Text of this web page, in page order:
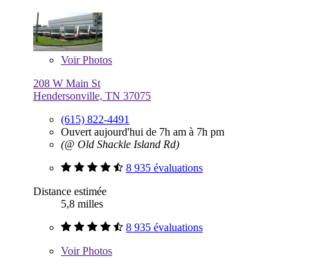
VoirPhotos
208 W Main St
Hendersonville, TN 37075
(615) 822-4491
Ouvert aujourd'hui de 7h am à 7h pm
(@ Old Shackle Island Rd)
8 935 évaluations
Distance estimée
5,8 milles
8 935 évaluations
VoirPhotos